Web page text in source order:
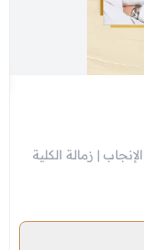
الإنجاب | زمالة الكلية